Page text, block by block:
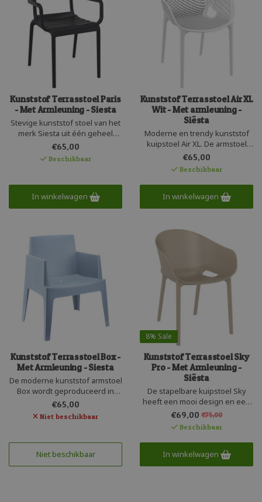
Kunststof Terrasstoel Paris
- Met Armleuning - Siesta
Stevige kunststof stoel van het
merk Siesta uit één geheel
geproduceerd. Deze hippe
armstoel is recyclebaar en
makkelijk stapelbaar. De Paris
de voordelen van kunststof ;
geluidsarm, licht en zeer
onderhoudsvriendelijk.
€65,00
Beschikbaar
In winkelwagen
Kunststof Terrasstoel Air XL
Wit - Met armleuning -
Siësta
Moderne en trendy kunststof
kuipstoel Air XL. De armstoel
heeft een fijne brede zit en is
stapelbaar tot 4 stuks en zeer
gemakkelijk in het onderhoud.
Gemaakt uit één geheel en
perfect voor zowel de zakelijk
markt als particulier gebruik.
€65,00
Beschikbaar
In winkelwagen
Kunststof Terrasstoel Box -
Met Armleuning - Siesta
De moderne kunststof armstoel
Box wordt geproduceerd in
Europa door Siesta. Deze
stapelbare en
weersbestendige armstoel
kunststof. De Box stoel is UV-
beschermd en heeft een strak
design. Perfect voor bij een
€65,00
Niet beschikbaar
Niet beschikbaar
8% Sale
Kunststof Terrasstoel Sky
Pro - Met Armleuning -
Siësta
De stapelbare kuipstoel Sky
heeft een mooi design en een
goede zit. De kunststof
kuipstoel bestaat uit één
geheel kunststof en is versterkt
met glasvezel. De kleine gaatjes
in de kuip geeft transparantie
en waterafvoer. Kuipstoel Sky is
€69,00 €75,00
Beschikbaar
In winkelwagen